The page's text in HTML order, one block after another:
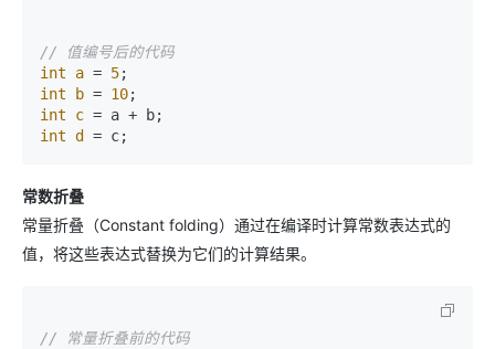
// 值编号后的代码
int
a = 5
int
b = 10
int
c =
int d =
常数折叠
常量折叠（Constant folding）通过在编译时计算常数表达式的
值，将这些表达式替换为它们的计算结果。
// 常量折叠前的代码